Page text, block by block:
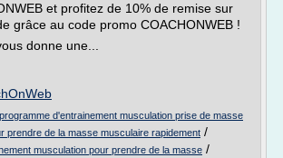
et profitez de 10% de remise sur
grâce au code promo COACHONWEB !
donne une...
programme d'entrainement musculation prise de masse
prendre de la masse musculaire rapidement /
musculation pour prendre de la masse /